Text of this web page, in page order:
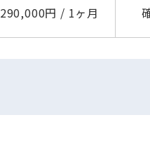
290,000円 / 1ヶ月